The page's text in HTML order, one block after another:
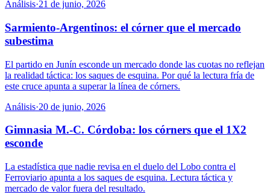
Análisis·21 de junio, 2026
Sarmiento-Argentinos: el córner que el mercado
subestima
El partido en Junín esconde un mercado donde las cuotas no reflejan
la realidad táctica: los saques de esquina. Por qué la lectura fría de
este cruce apunta a superar la línea de córners.
Análisis·20 de junio, 2026
Gimnasia M.-C. Córdoba: los córners que el 1X2
esconde
La estadística que nadie revisa en el duelo del Lobo contra el
Ferroviario apunta a los saques de esquina. Lectura táctica y
mercado de valor fuera del resultado.